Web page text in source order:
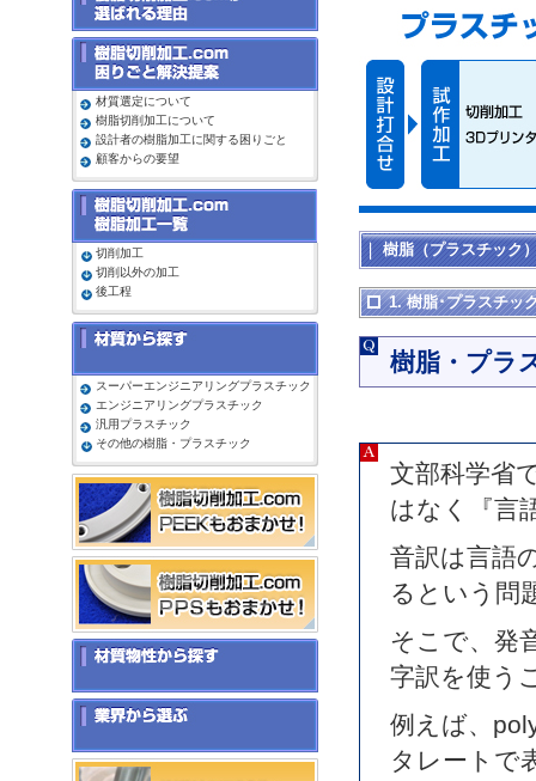
樹脂（プラスチック
1. 樹脂･プラスチッ
樹脂・プラ
文部科学省
はなく『言
音訳は言語
るという問
そこで、発
字訳を使う
例えば、
タレートで
材質選定について
樹脂切削加工について
設計者の樹脂加工に関する困りごと
顧客からの要望
切削加工
切削以外の加工
後工程
スーパーエンジニアリングプラスチック
エンジニアリングプラスチック
汎用プラスチック
その他の樹脂・プラスチック